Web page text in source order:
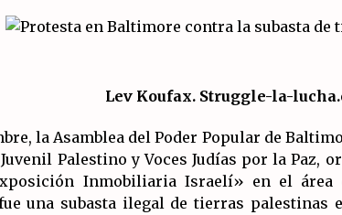
20/07/2026
Asamblea abierta de los CLER en
Alaquàs plantea una alternativa a
obras aprobadas para La Saleta y
la línea C3.
16/07/2026
Lev Koufax. Struggle-la-
la Asamblea del Poder Popular de
Palestino y Voces Judías por la Paz,
Inmobiliaria Israelí» en el área
una subasta ilegal de tierras palestinas